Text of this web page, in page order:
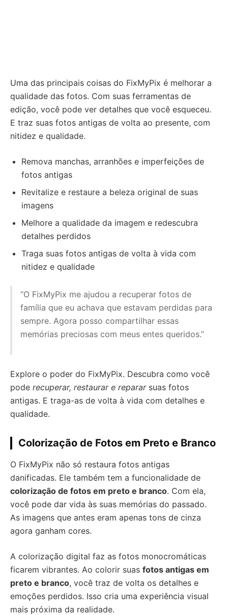
Uma das principais coisas do FixMyPix é melhorar a
qualidade das fotos. Com suas ferramentas de
edição, você pode ver detalhes que você esqueceu.
E traz suas fotos antigas de volta ao presente, com
nitidez e qualidade.
Remova manchas, arranhões e imperfeições de
fotos antigas
Revitalize e restaure a beleza original de suas
imagens
Melhore a qualidade da imagem e redescubra
detalhes perdidos
Traga suas fotos antigas de volta à vida com
nitidez e qualidade
“O FixMyPix me ajudou a recuperar fotos de
família que eu achava que estavam perdidas para
sempre. Agora posso compartilhar essas
memórias preciosas com meus entes queridos.”
Explore o poder do FixMyPix. Descubra como você
pode recuperar, restaurar e repararsuas fotos
antigas. E traga-as de volta à vida com detalhes e
qualidade.
Colorização de Fotos em Preto e Branco
O FixMyPix não só restaura fotos antigas
danificadas. Ele também tem a funcionalidade de
colorização de fotos em preto e branco. Com ela,
você pode dar vida às suas memórias do passado.
As imagens que antes eram apenas tons de cinza
agora ganham cores.
A colorização digital faz as fotos monocromáticas
ficarem vibrantes. Ao colorir suas fotos antigas em
preto e branco, você traz de volta os detalhes e
emoções perdidos. Isso cria uma experiência visual
mais próxima da realidade.